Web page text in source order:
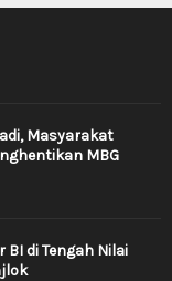
Masyarakat
MBG
di Tengah Nilai